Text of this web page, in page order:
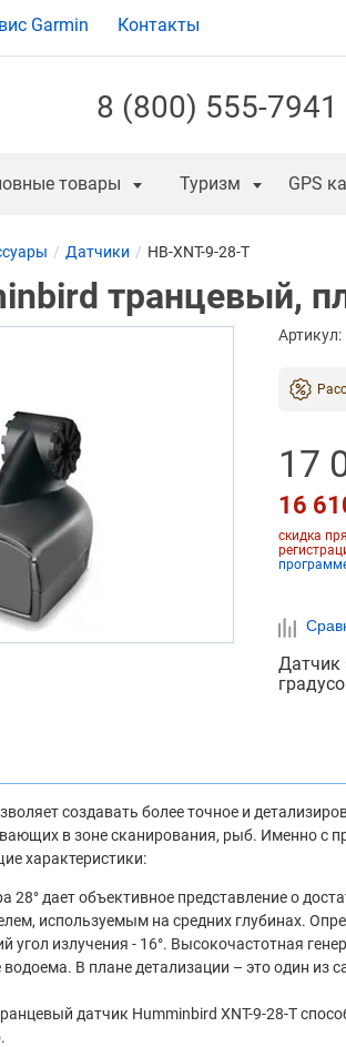
Garmin Контакты
8 (800) 555-7941
товары Туризм GPS
Датчики HB-XNT-9-28-T
транцевый,
Артикул:
17
16
скидка
Датчик
создавать более точное и
в зоне сканирования, рыб. Именно с
характеристики:
28° дает объективное представление о
используемым на средних глубинах.
угол излучения - 16°. Высокочастотная
В плане детализации – это один из
датчик Humminbird XNT-9-28-T